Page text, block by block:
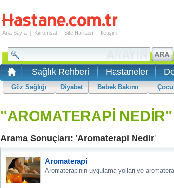
Ana Sayfa | Kurumsal | Site Haritası | İletişim
Sağlık Rehberi Hastaneler
Göz Sağlığı Diyabet Bebek Bakımı
"AROMATERAPİ
Arama Sonuçları: 'Aromaterapi Nedir'
Aromaterapi
Aromaterapinin uygulama yollari ve